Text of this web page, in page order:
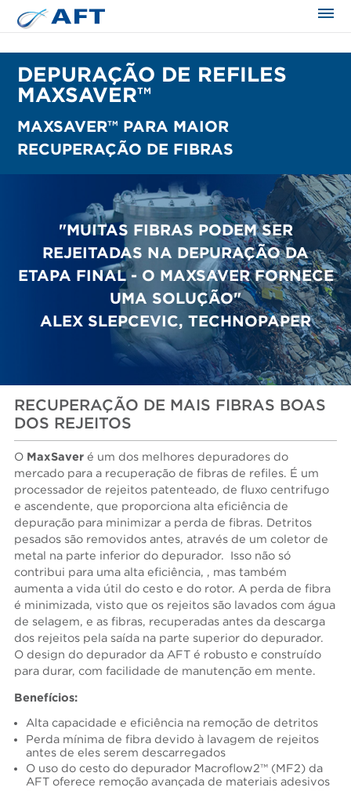
DEPURAÇÃO DE REFILES
MAXSAVER™
MAXSAVER™ PARA MAIOR
RECUPERAÇÃO DE FIBRAS
"MUITAS FIBRAS PODEM SER
REJEITADAS NA DEPURAÇÃO DA
ETAPA FINAL - O MAXSAVER FORNECE
UMA SOLUÇÃO"
ALEX SLEPCEVIC, TECHNOPAPER
RECUPERAÇÃO DE MAIS FIBRAS BOAS
DOS REJEITOS
O MaxSaver é um dos melhores depuradores do
mercado para a recuperação de fibras de refiles. É um
processador de rejeitos patenteado, de fluxo centrifugo
e ascendente, que proporciona alta eficiência de
depuração para minimizar a perda de fibras. Detritos
pesados são removidos antes, através de um coletor de
metal na parte inferior do depurador. Isso não só
contribui para uma alta eficiência, , mas também
aumenta a vida útil do cesto e do rotor. A perda de fibra
é minimizada, visto que os rejeitos são lavados com água
de selagem, e as fibras, recuperadas antes da descarga
dos rejeitos pela saída na parte superior do depurador.
O design do depurador da AFT é robusto e construído
para durar, com facilidade de manutenção em mente.
Benefícios:
Alta capacidade e eficiência na remoção de detritos
Perda mínima de fibra devido à lavagem de rejeitos
antes de eles serem descarregados
O uso do cesto do depurador Macroflow2™ (MF2) da
AFT oferece remoção avançada de materiais adesivos